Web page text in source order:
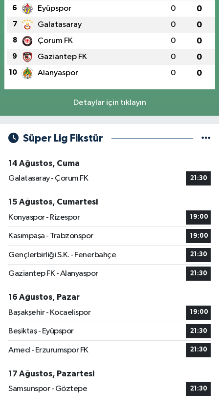
6 Eyüpspor 0 0
7 Galatasaray 0 0
8 Çorum FK 0 0
9 Gaziantep FK 0 0
10 Alanyaspor 0 0
Detaylar için tıklayın
Süper Lig Fikstür
14 Ağustos, Cuma
Galatasaray - Çorum FK
21:30
15 Ağustos, Cumartesi
Konyaspor - Rizespor
19:00
Kasımpaşa - Trabzonspor 19:00
Gençlerbirliği S.K. - Fenerbahçe 21:30
Gaziantep FK - Alanyaspor 21:30
16 Ağustos, Pazar
Başakşehir - Kocaelispor
19:00
Beşiktaş - Eyüpspor 21:30
Amed - Erzurumspor FK 21:30
17 Ağustos, Pazartesi
Samsunspor - Göztepe
21:30